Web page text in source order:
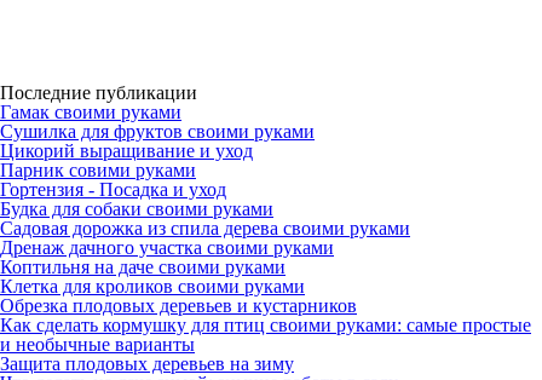
Последние публикации
Гамак своими руками
Сушилка для фруктов своими руками
Цикорий выращивание и уход
Парник совими руками
Гортензия - Посадка и уход
Будка для собаки своими руками
Садовая дорожка из спила дерева своими руками
Дренаж дачного участка своими руками
Коптильня на даче своими руками
Клетка для кроликов своими руками
Обрезка плодовых деревьев и кустарников
Как сделать кормушку для птиц своими руками: самые простые
и необычные варианты
Защита плодовых деревьев на зиму